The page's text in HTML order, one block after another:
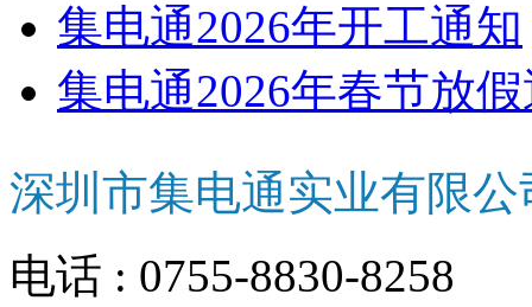
集电通2026年开工通知
集电通2026年春节放
深圳市集电通实业有限公
电话 : 0755-8830-8258